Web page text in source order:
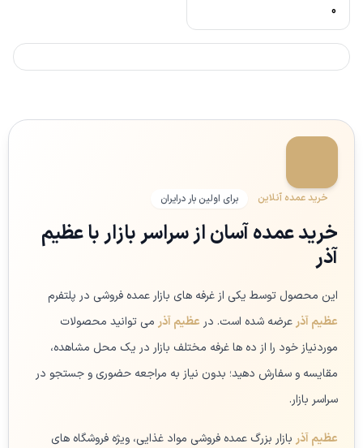
0
خرید عمده آنلاین برای اولین بار درایران
خرید عمده آسان از سراسر بازار با عظیم
آذر
این محصول توسط یکی از غرفه های بازار عمده فروشی در پلتفرم
عظیم آذر عرضه شده است. در عظیم آذر می توانید محصولات
موردنیاز خود را از ده ها غرفه مختلف بازار در یک محل مشاهده،
مقایسه و سفارش دهید؛ بدون نیاز به مراجعه حضوری و جستجو در
سراسر بازار.
عظیم آذر بازار بزرگ عمده فروشی مواد غذایی، ویژه فروشگاه های